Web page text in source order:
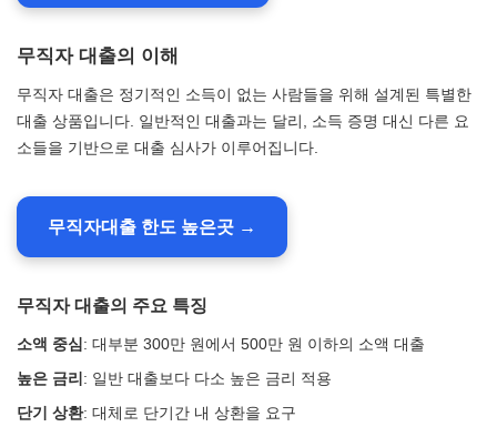
무직자 대출의 이해
무직자 대출은 정기적인 소득이 없는 사람들을 위해 설계된 특별한
대출 상품입니다. 일반적인 대출과는 달리, 소득 증명 대신 다른 요
소들을 기반으로 대출 심사가 이루어집니다.
무직자대출 한도 높은곳 →
무직자 대출의 주요 특징
소액 중심 : 대부분 300만 원에서 500만 원 이하의 소액 대출
높은 금리 : 일반 대출보다 다소 높은 금리 적용
단기 상환: 대체로 단기간 내 상환을 요구